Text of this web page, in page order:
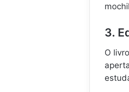
3.
O livro